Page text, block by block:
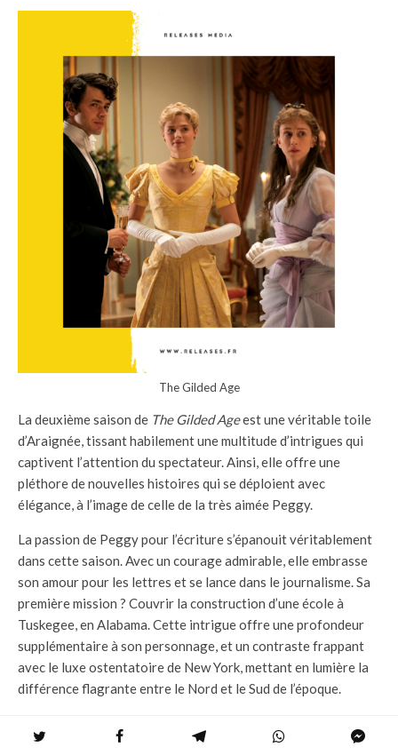
The Gilded Age
La deuxième saison de The Gilded Ageest une véritable toile
d’Araignée, tissant habilement une multitude d’intrigues qui
captivent l’attention du spectateur. Ainsi, elle offre une
pléthore de nouvelles histoires qui se déploient avec
élégance, à l’image de celle de la très aimée Peggy.
La passion de Peggy pour l’écriture s’épanouit véritablement
dans cette saison. Avec un courage admirable, elle embrasse
son amour pour les lettres et se lance dans le journalisme. Sa
première mission ? Couvrir la construction d’une école à
Tuskegee, en Alabama. Cette intrigue offre une profondeur
supplémentaire à son personnage, et un contraste frappant
avec le luxe ostentatoire de New York, mettant en lumière la
différence flagrante entre le Nord et le Sud de l’époque.
séduisant éditeur, T. Thomas Fortune, joué par Sullivan Jones,